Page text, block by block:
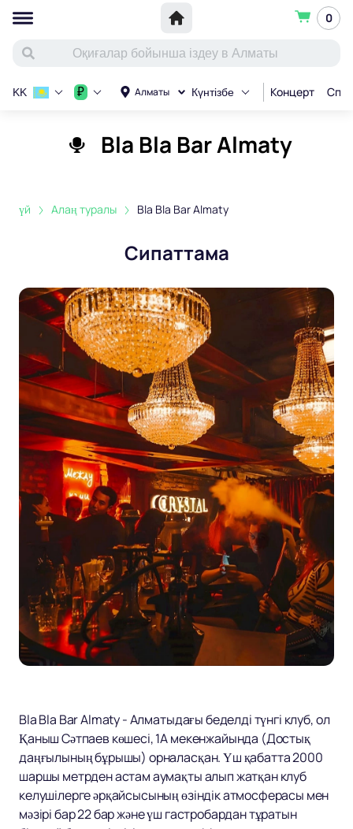
0
Алматы Күнтізбе Концерт
KK ₽
Bla Bla Bar Almaty
үй Алаң туралы Bla Bla Bar Almaty
Сипаттама
Bla Bla Bar Almaty - Алматыдағы беделді түнгі клуб, ол
Қаныш Сәтпаев көшесі, 1A мекенжайында (Достық
даңғылының бұрышы) орналасқан. Үш қабатта 2000
шаршы метрден астам аумақты алып жатқан клуб
келушілерге әрқайсысының өзіндік атмосферасы мен
мәзірі бар 22 бар және үш гастробардан тұратын